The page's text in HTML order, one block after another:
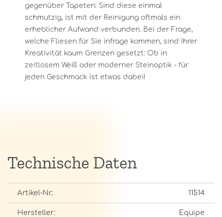
gegenüber Tapeten: Sind diese einmal
schmutzig, ist mit der Reinigung oftmals ein
erheblicher Aufwand verbunden. Bei der Frage,
welche Fliesen für Sie infrage kommen, sind Ihrer
Kreativität kaum Grenzen gesetzt: Ob in
zeitlosem Weiß oder moderner Steinoptik - für
jeden Geschmack ist etwas dabei!
Technische Daten
Artikel-Nr.: 11514
Hersteller: Equipe